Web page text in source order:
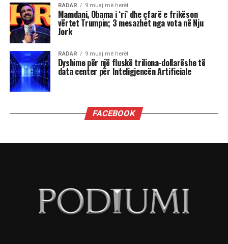
shenja, kjo është një javë premtuese që hap dyer
të reja, për të tjera, një moment i ndjeshëm ku
fati kërkon maturi dhe vetëpërmbajtje
Çdo shenjë do ta ndjejë këtë energji ndryshe nga
përplasjet emocionale të Dashit dhe pasiguritë e
Shigjetarit, te balancimi personal i Peshores dhe
sigurt: qielli është në lëvizje dhe kush është i
më i fortë.
futur tashmë në Peshore. Dhe duke u futur Dielli
në Peshore kërkojmë një ekuilibrim sepse na